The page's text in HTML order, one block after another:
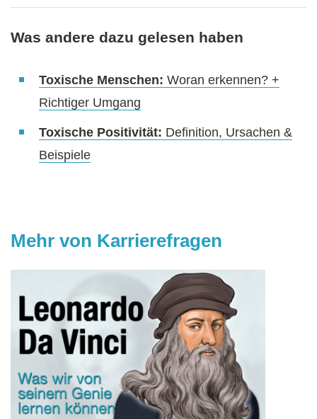
Was andere dazu gelesen haben
Toxische Menschen: Woran erkennen? +
Richtiger Umgang
Toxische Positivität: Definition, Ursachen &
Beispiele
Mehr von Karrierefragen